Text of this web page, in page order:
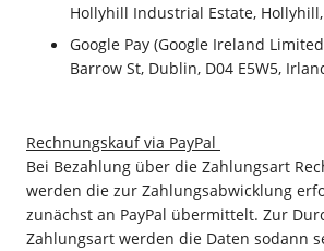
Hollyhill Industrial Estate,
Google Pay (Google Ireland
Barrow St, Dublin, D04 E5W5,
Rechnungskauf via PayPal
Bei Bezahlung über die Zahlungsart
werden die zur Zahlungsabwicklung
zunächst an PayPal übermittelt. Zur
Zahlungsart werden die Daten sodann